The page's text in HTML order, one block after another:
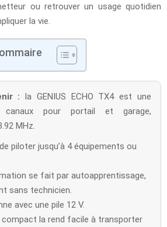
ou retrouver un usage quotidien
la vie.
: la GENIUS ECHO TX4 est une
canaux pour portail et garage,
MHz.
piloter jusqu’à 4 équipements ou
se fait par autoapprentissage,
sans technicien.
avec une pile 12 V.
la rend facile à transporter